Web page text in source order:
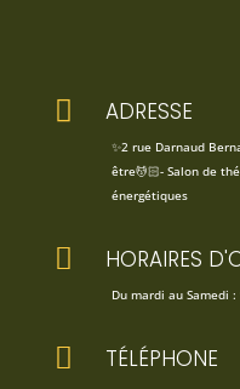
 ADRESSE
✨2 rue Darnaud
être💆🏻- Salon de
énergétiques
 HORAIRES
Du mardi au Samedi
 TÉLÉPHONE